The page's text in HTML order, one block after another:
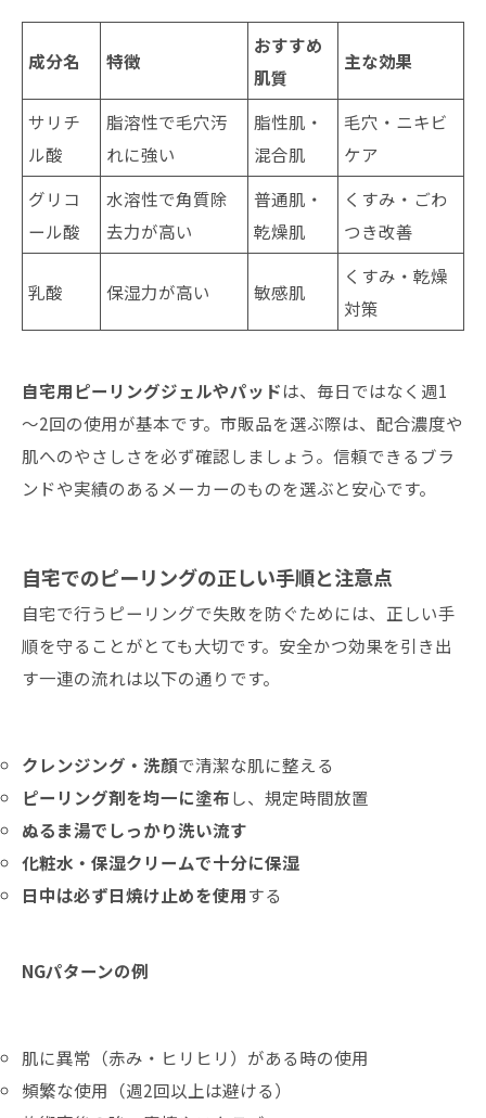
成分名 特徴
おすすめ
肌質
主な効果
サリチ
ル酸
脂溶性で毛穴汚
れに強い
脂性肌・
混合肌
毛穴・ニキビ
ケア
グリコ
ール酸
水溶性で角質除
去力が高い
普通肌・
乾燥肌
くすみ・ごわ
つき改善
乳酸 保湿力が高い 敏感肌
くすみ・乾燥
対策
自宅用ピーリングジェルやパッドは、毎日ではなく週1
～2回の使用が基本です。市販品を選ぶ際は、配合濃度や
肌へのやさしさを必ず確認しましょう。信頼できるブラ
ンドや実績のあるメーカーのものを選ぶと安心です。
自宅でのピーリングの正しい手順と注意点
自宅で行うピーリングで失敗を防ぐためには、正しい手
順を守ることがとても大切です。安全かつ効果を引き出
す一連の流れは以下の通りです。
クレンジング・洗顔で清潔な肌に整える
ピーリング剤を均一に塗布し、規定時間放置
ぬるま湯でしっかり洗い流す
化粧水・保湿クリームで十分に保湿
日中は必ず日焼け止めを使用する
NGパターンの例
肌に異常（赤み・ヒリヒリ）がある時の使用
頻繁な使用（週2回以上は避ける）